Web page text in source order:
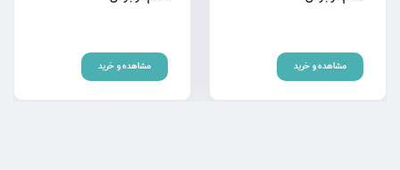
مشاهده و خرید مشاهده و خرید